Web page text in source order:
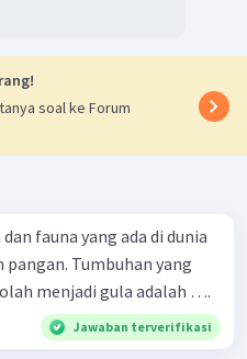
soal ke Forum
fauna yang ada di dunia
Tumbuhan yang
menjadi gula adalah ….
Jawaban terverifikasi